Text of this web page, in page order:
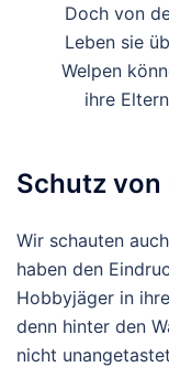
Doch von
Leben sie
Welpen
ihre
Schutz von
Wir schauten
haben den
Hobbyjäger in
denn hinter den
nicht